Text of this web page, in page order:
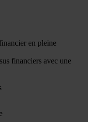
en pleine
financiers avec une